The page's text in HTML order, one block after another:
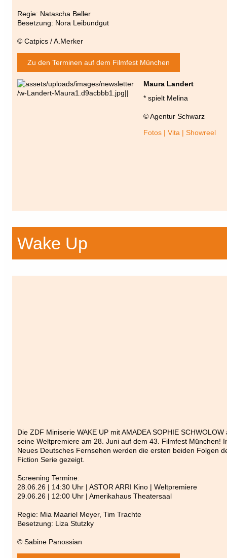
Regie: Natascha Beller
Besetzung: Nora Leibundgut
© Catpics / A.Merker
Zu den Terminen auf dem Filmfest München
Maura Landert
* spielt Melina
© Agentur Schwarz
Fotos | Vita | Showreel
Wake Up
Die ZDF Miniserie WAKE UP mit AMADEA SOPHIE
seine Weltpremiere am 28. Juni auf dem 43. Filmfest München!
Neues Deutsches Fernsehen werden die ersten beiden Folgen
Fiction Serie gezeigt.
Screening Termine:
28.06.26 | 14:30 Uhr | ASTOR ARRI Kino | Weltpremiere
29.06.26 | 12:00 Uhr | Amerikahaus Theatersaal
Regie: Mia Maariel Meyer, Tim Trachte
Besetzung: Liza Stutzky
© Sabine Panossian